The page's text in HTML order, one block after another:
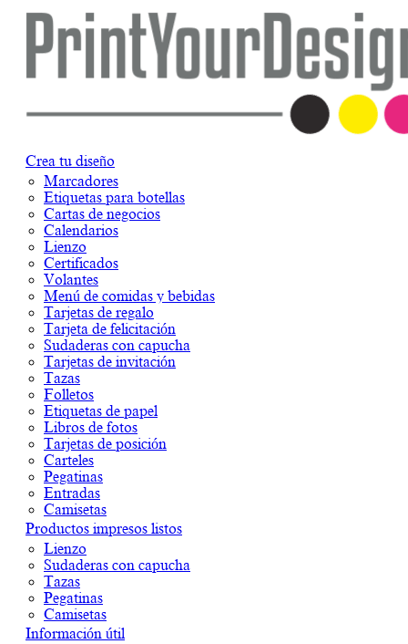
Crea tu diseño
Marcadores
Etiquetas para botellas
Cartas de negocios
Calendarios
Lienzo
Certificados
Volantes
Menú de comidas y bebidas
Tarjetas de regalo
Tarjeta de felicitación
Sudaderas con capucha
Tarjetas de invitación
Tazas
Folletos
Etiquetas de papel
Libros de fotos
Tarjetas de posición
Carteles
Pegatinas
Entradas
Camisetas
Productos impresos listos
Lienzo
Sudaderas con capucha
Tazas
Pegatinas
Camisetas
Información útil